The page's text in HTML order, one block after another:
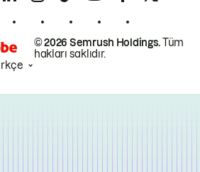
© 2026 Semrush Holdings.Tüm
hakları saklıdır.